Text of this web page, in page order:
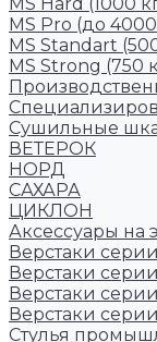
MS Pro (до
MS Standart
MS Strong (750
Cушильные
ВЕТЕРОК
НОРД
САХАРА
ЦИКЛОН
Аксессуары на
Верстаки
Верстаки
Верстаки
Верстаки
Стулья